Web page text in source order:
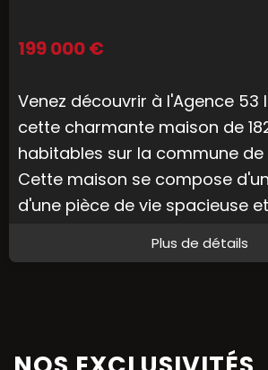
199 000 €
Venez découvrir à l'Agence 53
cette charmante maison de
habitables sur la commune de
Cette maison se compose
d'une pièce de vie spacieuse et
Plus de détails